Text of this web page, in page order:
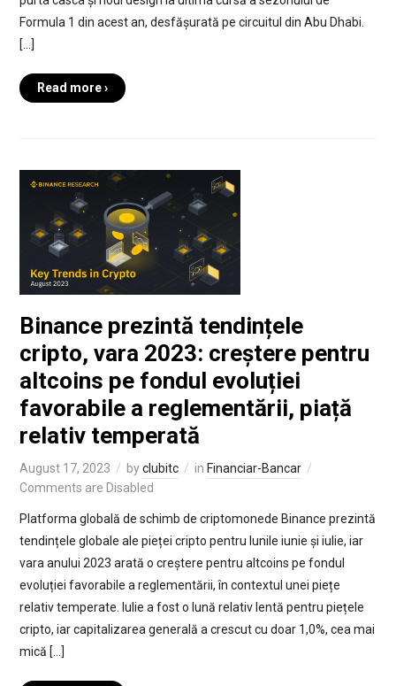
Formula 1 din acest an, desfășurată pe circuitul din Abu Dhabi.
[…]
Read more ›
Binance prezintă tendințele
cripto, vara 2023: creștere pentru
altcoins pe fondul evoluției
favorabile a reglementării, piață
relativ temperată
August 17, 2023 byclubitc in Financiar-Bancar
Comments are Disabled
Platforma globală de schimb de criptomonede Binance prezintă
tendințele globale ale pieței cripto pentru lunile iunie și iulie, iar
vara anului 2023 arată o creștere pentru altcoins pe fondul
evoluției favorabile a reglementării, în contextul unei piețe
relativ temperate. Iulie a fost o lună relativ lentă pentru piețele
cripto, iar capitalizarea generală a crescut cu doar 1,0%, cea mai
mică […]